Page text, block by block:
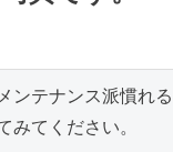
ンテナンス派慣れ
みてください。